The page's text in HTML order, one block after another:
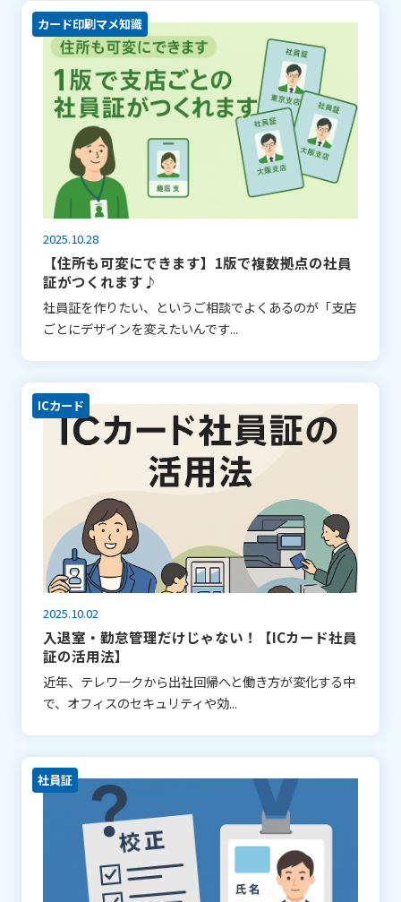
カード印刷マメ知識
2025.10.28
【住所も可変にできます】1版で複数拠点の社員
証がつくれます♪
社員証を作りたい、というご相談でよくあるのが「支店
ごとにデザインを変えたいんです...
ICカード
2025.10.02
入退室・勤怠管理だけじゃない！【ICカード社員
証の活用法】
近年、テレワークから出社回帰へと働き方が変化する中
で、オフィスのセキュリティや効...
社員証